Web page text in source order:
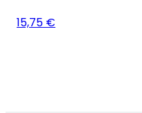
15,75 €